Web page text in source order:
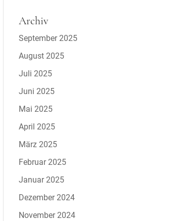
Archiv
September 2025
August 2025
Juli 2025
Juni 2025
Mai 2025
April 2025
März 2025
Februar 2025
Januar 2025
Dezember 2024
November 2024